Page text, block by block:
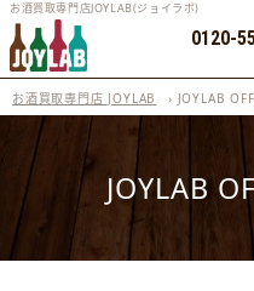
お酒買取専門店JOYLAB(ジョイラボ)
0120-
お酒買取専門店 JOYLAB › JOYLAB
JOYLAB